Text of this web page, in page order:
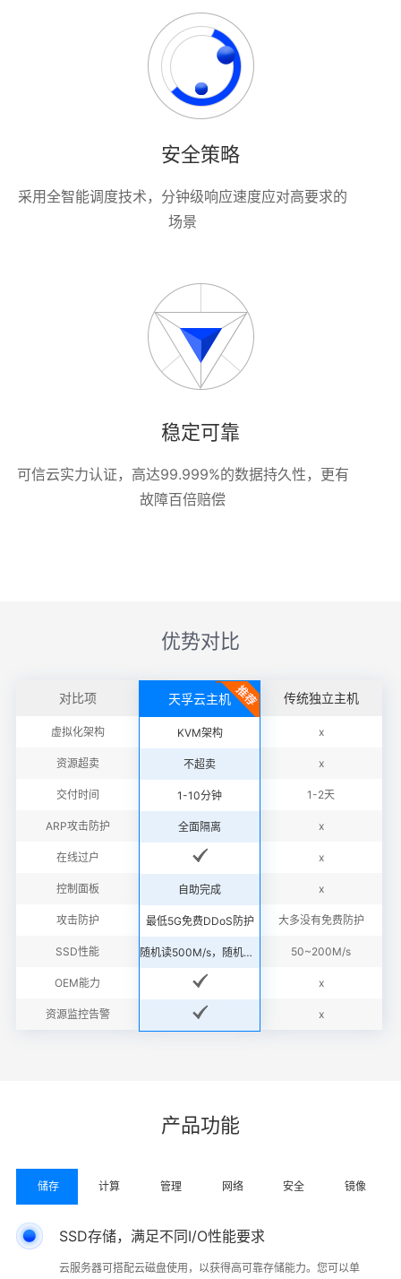
安全策略
采用全智能调度技术，分钟级响应速度应对高要求的
场景
稳定可靠
可信云实力认证，高达99.999%的数据持久性，更有
故障百倍赔偿
优势对比
对比项
虚拟化架构
资源超卖
交付时间
ARP攻击防护
在线过户
控制面板
攻击防护
SSD性能
OEM能力
资源监控告警
天孚云主机
KVM架构
不超卖
1-10分钟
全面隔离
自助完成
最低5G免费DDoS防护
随机读500M/s，随机写300M/s
传统独立主机
x
x
1-2天
x
x
x
大多没有免费防护
50~200M/s
x
x
产品功能
储存 计算 管理 网络 安全 镜像
SSD存储，满足不同I/O性能要求
云服务器可搭配云磁盘使用，以获得高可靠存储能力。您可以单